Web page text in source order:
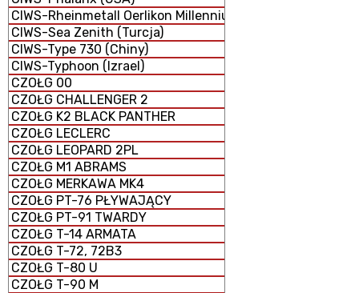
CIWS-Rheinmetall Oerlikon Millennium GDM-008
CIWS-Sea Zenith (Turcja)
CIWS-Type 730 (Chiny)
CIWS-Typhoon (Izrael)
CZOŁG 00
CZOŁG CHALLENGER 2
CZOŁG K2 BLACK PANTHER
CZOŁG LECLERC
CZOŁG LEOPARD 2PL
CZOŁG M1 ABRAMS
CZOŁG MERKAWA MK4
CZOŁG PT-76 PŁYWAJĄCY
CZOŁG PT-91 TWARDY
CZOŁG T-14 ARMATA
CZOŁG T-72, 72B3
CZOŁG T-80 U
CZOŁG T-90 M